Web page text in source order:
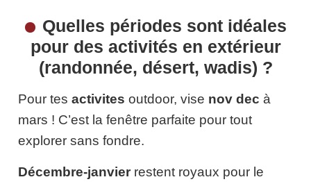
Quelles périodes sont idéales
pour des activités en extérieur
(randonnée, désert, wadis) ?
Pour tes activites outdoor, vise nov dec à
mars ! C’est la fenêtre parfaite pour tout
explorer sans fondre.
Décembre-janvier restent royaux pour le